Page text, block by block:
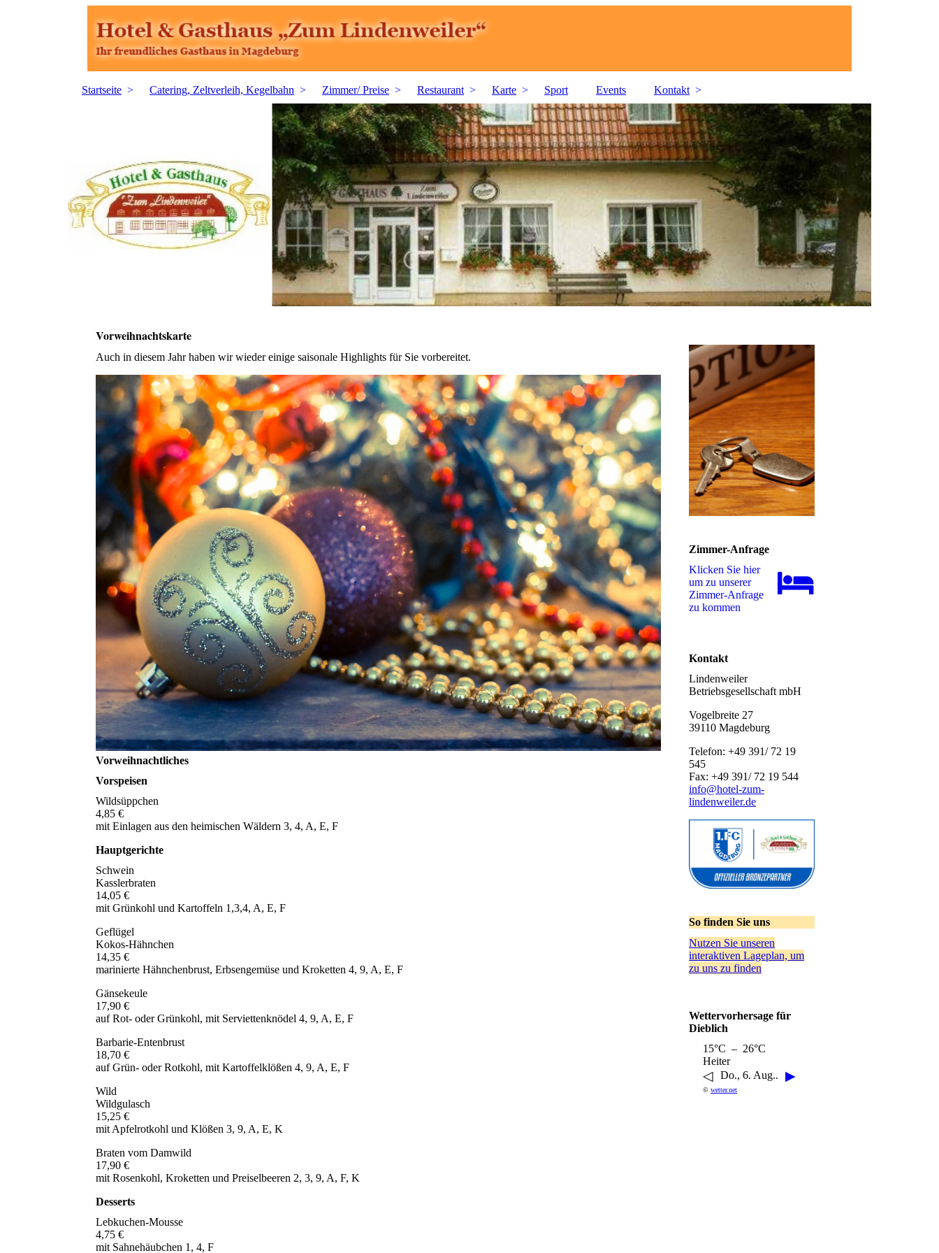
Startseite Catering, Zeltverleih, Kegelbahn Zimmer/ Preise Restaurant Karte Sport Events Kontakt
Vorweihnachtskarte
Auch in diesem Jahr haben wir wieder einige saisonale Highlights für Sie vorbereitet.
Vorweihnachtliches
Vorspeisen
Wildsüppchen
4,85 €
mit Einlagen aus den heimischen Wäldern 3, 4, A, E, F
Hauptgerichte
Schwein
Kasslerbraten
14,05 €
mit Grünkohl und Kartoffeln 1,3,4, A, E, F
Geflügel
Kokos-Hähnchen
14,35 €
marinierte Hähnchenbrust, Erbsengemüse und Kroketten 4, 9, A, E, F
Gänsekeule
17,90 €
auf Rot- oder Grünkohl, mit Serviettenknödel 4, 9, A, E, F
Barbarie-Entenbrust
18,70 €
auf Grün- oder Rotkohl, mit Kartoffelklößen 4, 9, A, E, F
Wild
Wildgulasch
15,25 €
mit Apfelrotkohl und Klößen 3, 9, A, E, K
Braten vom Damwild
17,90 €
mit Rosenkohl, Kroketten und Preiselbeeren 2, 3, 9, A, F, K
Desserts
Lebkuchen-Mousse
4,75 €
mit Sahnehäubchen 1, 4, F
Zimmer-Anfrage
Klicken Sie hier
um zu unserer
Zimmer-Anfrage
zu kommen
Kontakt
Lindenweiler
Betriebsgesellschaft mbH
Vogelbreite 27
39110 Magdeburg
Telefon: +49 391/ 72 19
545
Fax: +49 391/ 72 19 544
info@hotel-zum-
lindenweiler.de
So finden Sie uns
Nutzen Sie unseren
interaktiven La­ge­plan, um
zu uns zu finden
Wettervorhersage für
Dieblich
15°C – 26°C
Heiter
◁ Do., 6. Aug.. ▶
© wetter.net